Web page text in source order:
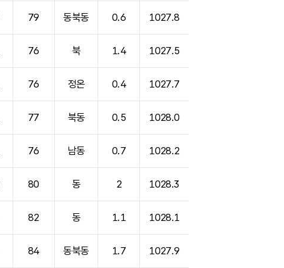
79 동북동 0.6 1027.8
76 북 1.4 1027.5
76 정온 0.4 1027.7
77 북동 0.5 1028.0
76 남동 0.7 1028.2
80 동 2 1028.3
82 동 1.1 1028.1
84 동북동 1.7 1027.9